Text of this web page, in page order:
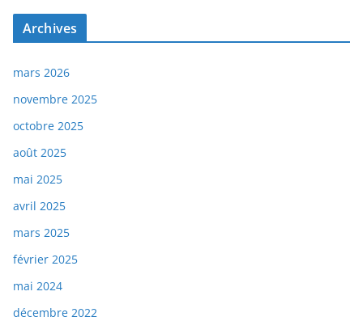
Archives
mars 2026
novembre 2025
octobre 2025
août 2025
mai 2025
avril 2025
mars 2025
février 2025
mai 2024
décembre 2022